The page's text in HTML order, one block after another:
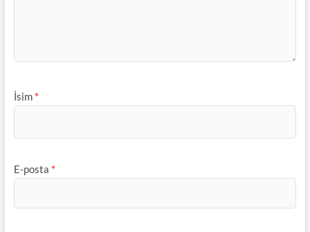
İsim *
E-posta *